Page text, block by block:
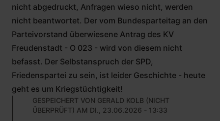
nicht abgedruckt, Anfragen wieso nicht, werden
nicht beantwortet. Der vom Bundesparteitag an den
Parteivorstand überwiesene Antrag des KV
Freudenstadt - O 023 - wird von diesem nicht
befasst. Der Selbstanspruch der SPD,
Friedenspartei zu sein, ist leider Geschichte - heute
geht es um Kriegstüchtigkeit!
GESPEICHERT VON GERALD KOLB (NICHT
ÜBERPRÜFT) AM DI., 23.06.2026 - 13:33